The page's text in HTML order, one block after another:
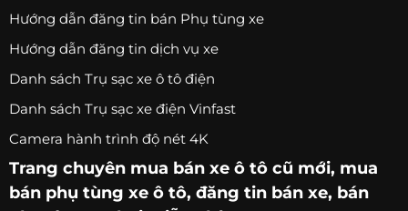
Hướng dẫn đăng tin bán Phụ tùng xe
Hướng dẫn đăng tin dịch vụ xe
Danh sách Trụ sạc xe ô tô điện
Danh sách Trụ sạc xe điện Vinfast
Camera hành trình độ nét 4K
Trang chuyên mua bán xe ô tô cũ mới, mua
bán phụ tùng xe ô tô, đăng tin bán xe, bán